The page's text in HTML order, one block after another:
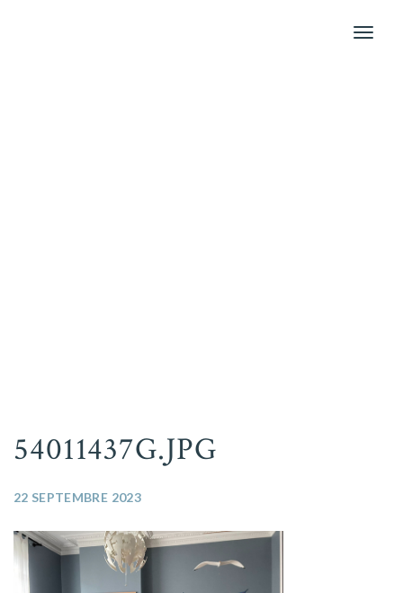
Toggle
54011437G.JPG
22 SEPTEMBRE 2023